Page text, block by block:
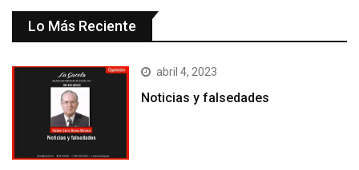
Lo Más Reciente
abril 4, 2023
Noticias y falsedades